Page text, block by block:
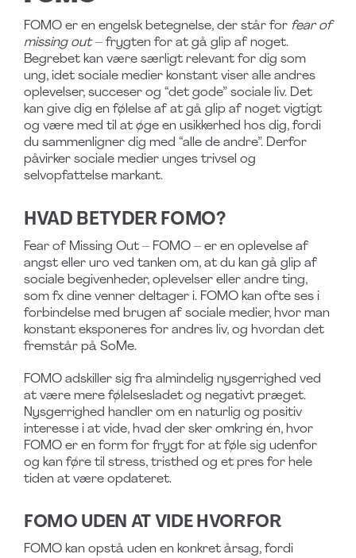
FOMO er en engelsk betegnelse, der står for fear of
missing out– frygten for at gå glip af noget.
Begrebet kan være særligt relevant for dig som
ung, idet sociale medier konstant viser alle andres
oplevelser, succeser og “det gode” sociale liv. Det
kan give dig en følelse af at gå glip af noget vigtigt
og være med til at øge en usikkerhed hos dig, fordi
du sammenligner dig med “alle de andre”. Derfor
påvirker sociale medier unges trivsel og
selvopfattelse markant.
HVAD BETYDER FOMO?
Fear of Missing Out – FOMO – er en oplevelse af
angst eller uro ved tanken om, at du kan gå glip af
sociale begivenheder, oplevelser eller andre ting,
som fx dine venner deltager i. FOMO kan ofte ses i
forbindelse med brugen af sociale medier, hvor man
konstant eksponeres for andres liv, og hvordan det
fremstår på SoMe.
FOMO adskiller sig fra almindelig nysgerrighed ved
at være mere følelsesladet og negativt præget.
Nysgerrighed handler om en naturlig og positiv
interesse i at vide, hvad der sker omkring én, hvor
FOMO er en form for frygt for at føle sig udenfor
og kan føre til stress, tristhed og et pres for hele
tiden at være opdateret.
FOMO UDEN AT VIDE HVORFOR
FOMO kan opstå uden en konkret årsag, fordi